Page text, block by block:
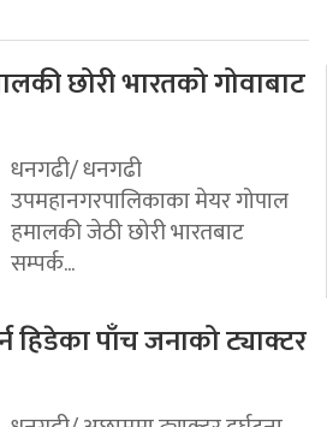
छोरी भारतको गोवाबाट
धनगढी/ धनगढी
उपमहानगरपालिकाका मेयर गोपाल
हमालकी जेठी छोरी भारतबाट
सम्पर्क...
हिडेका पाँच जनाको ट्याक्टर